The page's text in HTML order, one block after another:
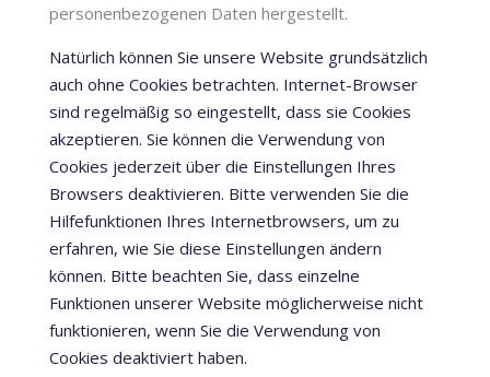
personenbezogenen Daten hergestellt.
Natürlich können Sie unsere Website grundsätzlich
auch ohne Cookies betrachten. Internet-Browser
sind regelmäßig so eingestellt, dass sie Cookies
akzeptieren. Sie können die Verwendung von
Cookies jederzeit über die Einstellungen Ihres
Browsers deaktivieren. Bitte verwenden Sie die
Hilfefunktionen Ihres Internetbrowsers, um zu
erfahren, wie Sie diese Einstellungen ändern
können. Bitte beachten Sie, dass einzelne
Funktionen unserer Website möglicherweise nicht
funktionieren, wenn Sie die Verwendung von
Cookies deaktiviert haben.